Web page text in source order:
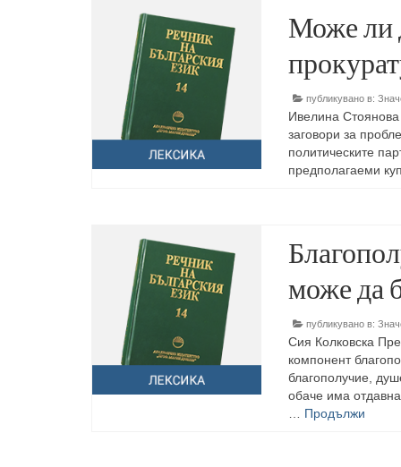
Може ли
публикувано в:
Ивелина
заговори за
политическите
предполагаеми
може да
публикувано в:
Сия Колковска
компонент
благополучие,
обаче има
… Продължи